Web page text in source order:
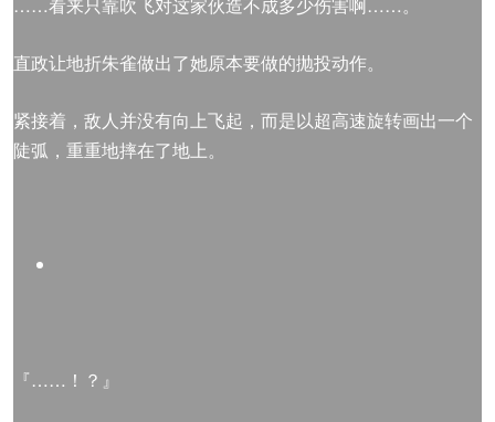
直政让地折朱雀做出了她原本要做的抛投动作。
紧接着，敌人并没有向上飞起，而是以超高速旋转画出一个
陡弧，重重地摔在了地上。
『……！？』